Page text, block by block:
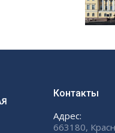
Контакты
Адрес:
663180,